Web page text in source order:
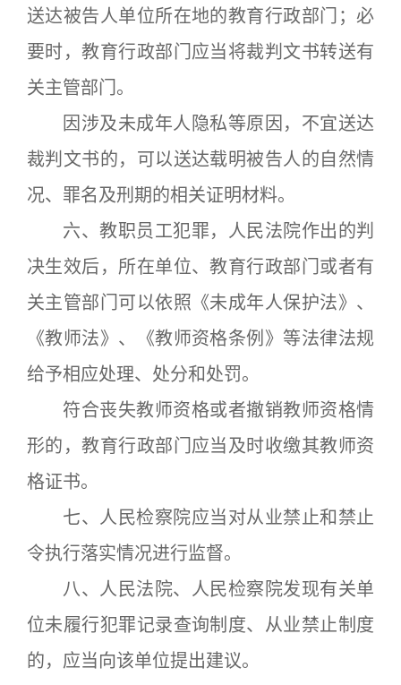
送达被告人单位所在地的教育行政部门；必
要时，教育行政部门应当将裁判文书转送有
关主管部门。
因涉及未成年人隐私等原因，不宜送达
裁判文书的，可以送达载明被告人的自然情
况、罪名及刑期的相关证明材料。
六、教职员工犯罪，人民法院作出的判
决生效后，所在单位、教育行政部门或者有
关主管部门可以依照《未成年人保护法》、
《教师法》、《教师资格条例》等法律法规
给予相应处理、处分和处罚。
符合丧失教师资格或者撤销教师资格情
形的，教育行政部门应当及时收缴其教师资
格证书。
七、人民检察院应当对从业禁止和禁止
令执行落实情况进行监督。
八、人民法院、人民检察院发现有关单
位未履行犯罪记录查询制度、从业禁止制度
的，应当向该单位提出建议。